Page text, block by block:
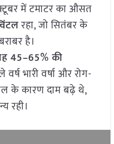
में टमाटर का औसत
रहा, जो सितंबर के
है।
45–65% की
भारी वर्षा और रोग-
के कारण दाम बढ़े थे,
रही।